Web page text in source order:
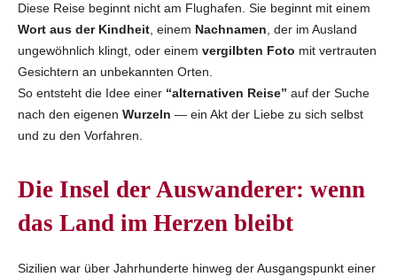
Diese Reise beginnt nicht am Flughafen. Sie beginnt mit einem
Wort aus der Kindheit , einem Nachnamen , der im Ausland
ungewöhnlich klingt, oder einem vergilbten Foto mit vertrauten
Gesichtern an unbekannten Orten.
So entsteht die Idee einer “alternativen Reise” auf der Suche
nach den eigenen Wurzeln — ein Akt der Liebe zu sich selbst
und zu den Vorfahren.
Die Insel der Auswanderer: wenn
das Land im Herzen bleibt
Sizilien war über Jahrhunderte hinweg der Ausgangspunkt einer